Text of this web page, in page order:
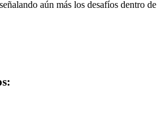
aún más los desafíos dentro de